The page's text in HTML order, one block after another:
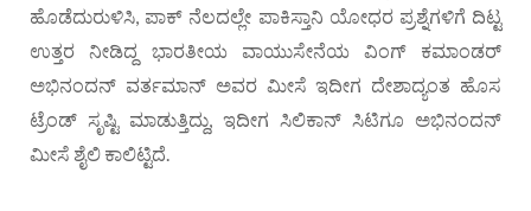
ಹೊಡೆದುರುಳಿಸಿ, ಪಾಕ್ ನೆಲದಲ್ಲೇ ಪಾಕಿಸ್ತಾನಿ ಯೋಧರ ಪ್ರಶ್ನೆಗಳಿಗೆ ದಿಟ್ಟ
ಉತ್ತರ ನೀಡಿದ್ದ ಭಾರತೀಯ ವಾಯುಸೇನೆಯ ವಿಂಗ್ ಕಮಾಂಡರ್
ಅಭಿನಂದನ್ ವರ್ತಮಾನ್ ಅವರ ಮೀಸೆ ಇದೀಗ ದೇಶಾದ್ಯಂತ ಹೊಸ
ಟ್ರೆಂಡ್ ಸೃಷ್ಟಿ ಮಾಡುತ್ತಿದ್ದು, ಇದೀಗ ಸಿಲಿಕಾನ್ ಸಿಟಿಗೂ ಅಭಿನಂದನ್
ಮೀಸೆ ಶೈಲಿ ಕಾಲಿಟ್ಟಿದೆ.